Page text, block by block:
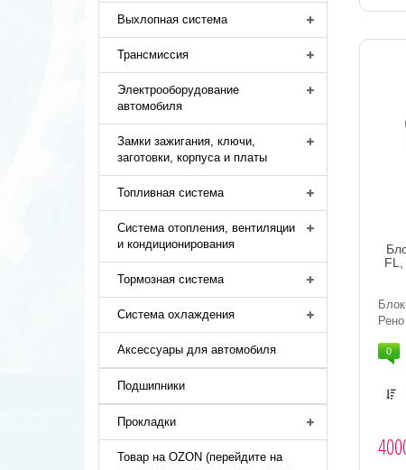
Выхлопная система
Трансмиссия
Электрооборудование
автомобиля
Замки зажигания, ключи,
заготовки, корпуса и платы
Топливная система
Система отопления, вентиляции
и кондиционирования
Тормозная система
Система охлаждения
Аксессуары для автомобиля
Подшипники
Прокладки
Товар на OZON (перейдите на
0